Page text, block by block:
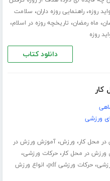
روزه،راهنمایی روزه داران، سلامت
، ماه رمضان، تاریخچه روزه در اسلام،
روزه
دانلود کتاب
کار
ورزشی
محل کار، ورزش،آموزش ورزش در
ورزش در محل کار،حرکات ورزشی،
،حرکات ورزشی pdf ، انواع ورزش